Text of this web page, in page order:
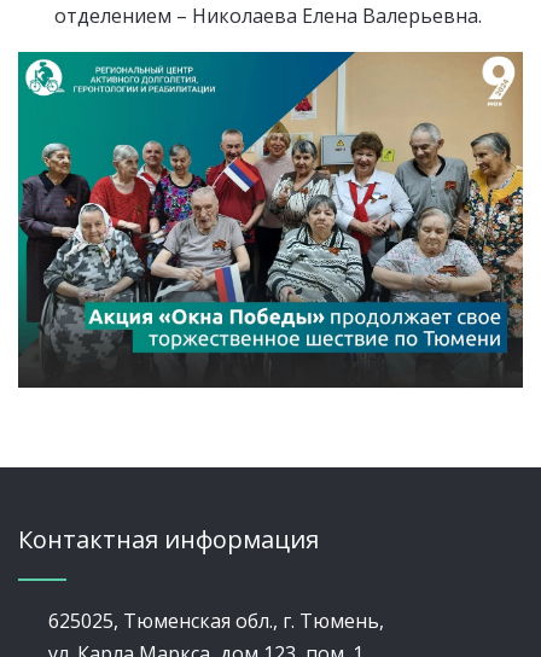
отделением – Николаева Елена Валерьевна.
Контактная информация
625025, Тюменская обл., г. Тюмень,